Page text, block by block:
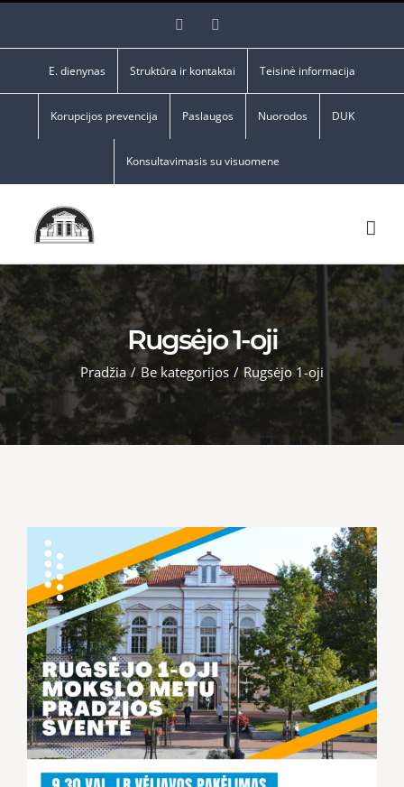
Facebook
E. dienynas Struktūra ir kontaktai Teisinė informacija
Korupcijos prevencija Paslaugos Nuorodos DUK
Konsultavimasis su visuomene
Rugsėjo 1-oji
Pradžia / Be kategorijos / Rugsėjo 1-oji